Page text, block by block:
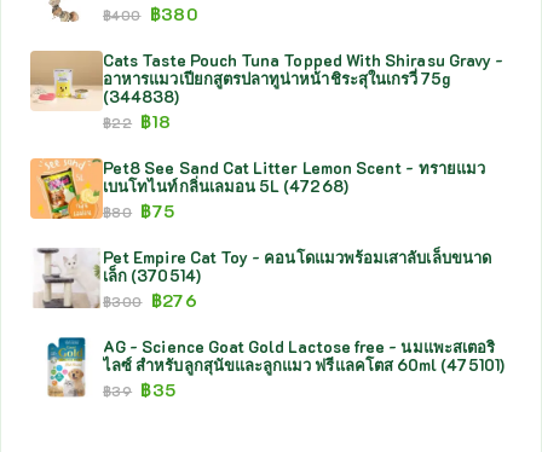
฿400 ฿380
Cats Taste Pouch Tuna Topped With Shirasu Gravy -
อาหารแมวเปียกสูตรปลาทูน่าหน้าชิระสุในเกรวี่ 75g
(344838)
฿22 ฿18
Pet8 See Sand Cat Litter Lemon Scent - ทรายแมว
เบนโทไนท์กลิ่นเลมอน 5L (47268)
฿80 ฿75
Pet Empire Cat Toy - คอนโดแมวพร้อมเสาลับเล็บขนาด
เล็ก (370514)
฿300 ฿276
AG - Science Goat Gold Lactose free - นมแพะสเตอริ
ไลซ์ สำหรับลูกสุนัขและลูกแมว ฟรีแลคโตส 60ml (475101)
฿39 ฿35